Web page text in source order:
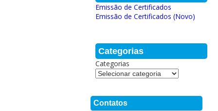
Emissão de Certificados
Emissão de Certificados (Novo)
Categorias
Categorias
Contatos